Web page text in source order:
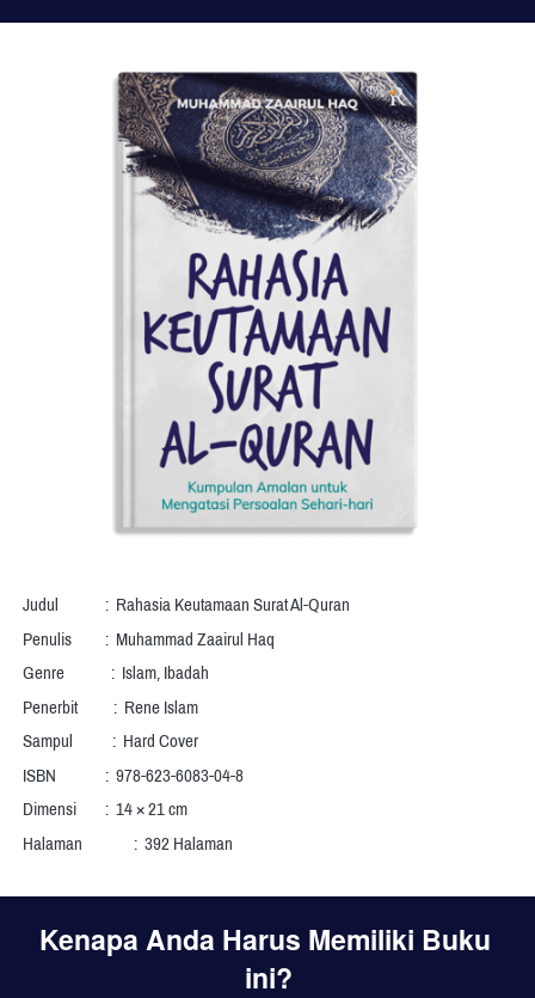
Judul	       : Rahasia Keutamaan Surat Al-Quran
Penulis	       : Muhammad Zaairul Haq
Genre             :  Islam, Ibadah
Penerbit          :  Rene Islam
Sampul           :  Hard Cover
ISBN	       : 978-623-6083-04-8
Dimensi	       :  14 × 21 cm
Halaman	       :  392 Halaman
Kenapa Anda Harus Memiliki Buku
ini?